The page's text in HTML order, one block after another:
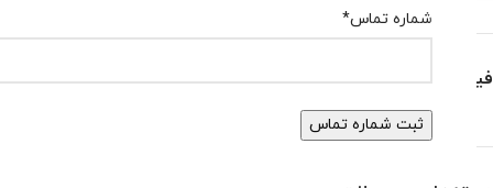
شماره تماس*
فیلتر بر اساس قیمت